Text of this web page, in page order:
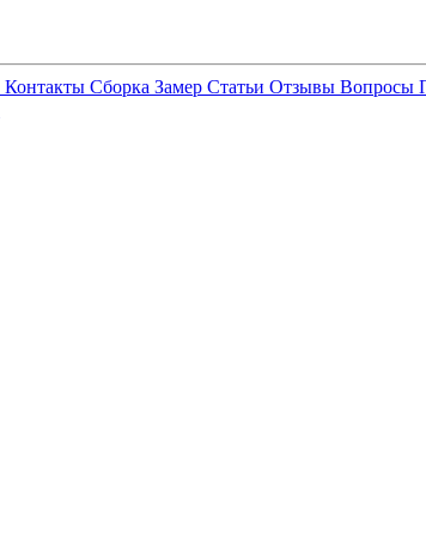
Контакты Сборка Замер Статьи Отзывы Вопросы